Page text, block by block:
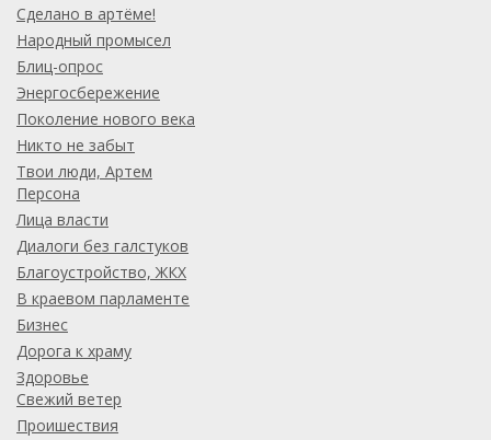
Сделано в артёме!
Народный промысел
Блиц-опрос
Энергосбережение
Поколение нового века
Никто не забыт
Твои люди, Артем
Персона
Лица власти
Диалоги без галстуков
Благоустройство, ЖКХ
В краевом парламенте
Бизнес
Дорога к храму
Здоровье
Свежий ветер
Проишествия